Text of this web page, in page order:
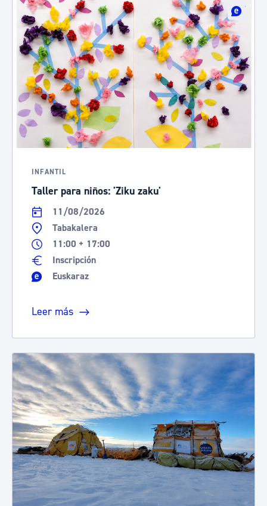
INFANTIL
Taller para niños: 'Ziku zaku'
11/08/2026
Tabakalera
11:00 + 17:00
Inscripción
Euskaraz
Leer más